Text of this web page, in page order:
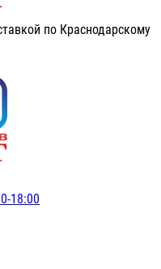
по Краснодарскому
18:00